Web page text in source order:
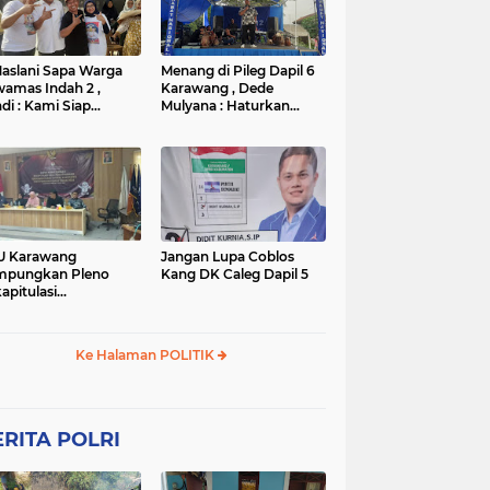
TNI TNI WISATA
polres subang
połsek karawang
Sapa Warga
Indah 2 ,
: Kami Siap
Menang di Pileg Dapil 6
Karawang , Dede
Mulyana : Haturkan
Karawang
Pleno
Jangan Lupa Coblos
Kang DK Caleg Dapil 5
Ke Halaman POLITIK
POLRI